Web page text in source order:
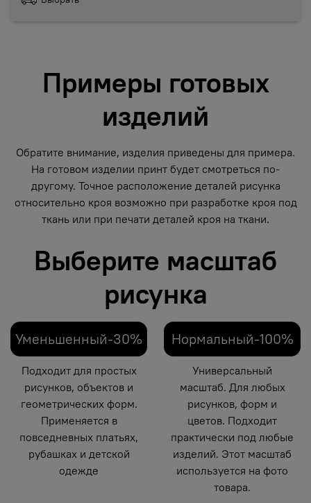
Примеры готовых
изделий
Обратите внимание, изделия приведены для примера.
На готовом изделии принт будет смотреться по-
другому. Точное расположение деталей рисунка
относительно кроя возможно при разработке кроя под
ткань или при печати деталей кроя на ткани.
Выберите масштаб
рисунка
Уменьшенный-30%
Подходит для простых
рисунков, объектов и
геометрических форм.
Применяется в
повседневных платьях,
рубашках и детской
одежде
Нормальный-100%
Универсальный
масштаб. Для любых
рисунков, форм и
цветов. Подходит
практически под любые
изделий. Этот масштаб
используется на фото
товара.